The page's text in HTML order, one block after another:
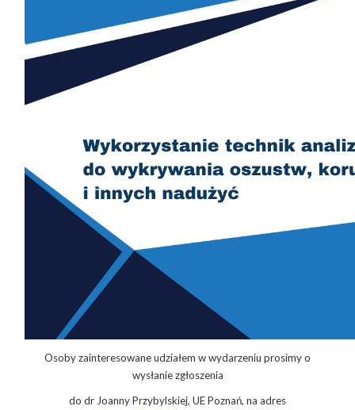
Osoby zainteresowane udziałem w wydarzeniu prosimy o
wysłanie zgłoszenia
do dr Joanny Przybylskiej, UE Poznań, na adres